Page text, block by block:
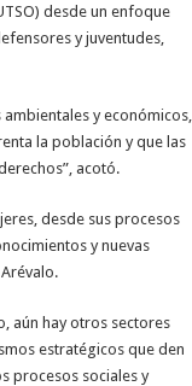
desde un enfoque
y juventudes,
y económicos,
la población y que las
acotó.
desde sus procesos
y nuevas
aún hay otros sectores
estratégicos que den
procesos sociales y